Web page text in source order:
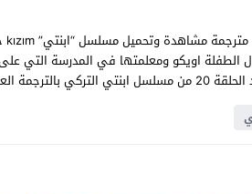
اويكو ومعلمتها في المدرسة التي
على موقع قصة عشق.